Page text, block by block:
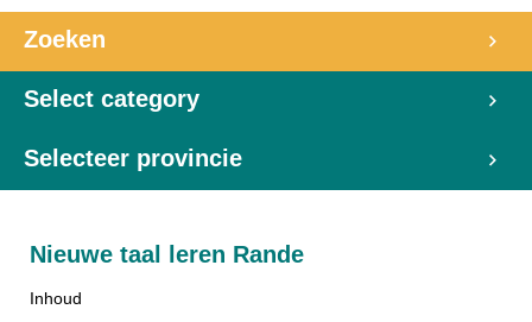
Zoeken
Select category
Selecteer provincie
Nieuwe taal leren Rande
Inhoud